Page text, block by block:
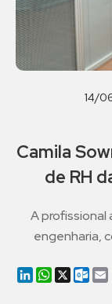
14/
Camila
de RH
A profissional
engenharia,
LinkedIn
WhatsApp
X